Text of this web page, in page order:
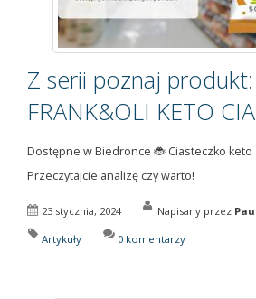
Z serii poznaj produkt:
FRANK&OLI KETO
Dostępne w Biedronce 🐞 Ciasteczko
Przeczytajcie analizę czy warto!
23 stycznia, 2024 Napisany przez
Artykuły 0 komentarzy